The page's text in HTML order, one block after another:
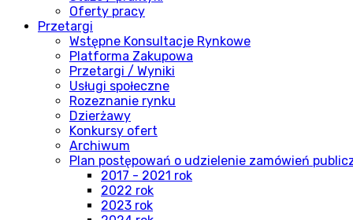
Oferty pracy
Przetargi
Wstępne Konsultacje Rynkowe
Platforma Zakupowa
Przetargi / Wyniki
Usługi społeczne
Rozeznanie rynku
Dzierżawy
Konkursy ofert
Archiwum
Plan postępowań o udzielenie zamówień
2017 - 2021 rok
2022 rok
2023 rok